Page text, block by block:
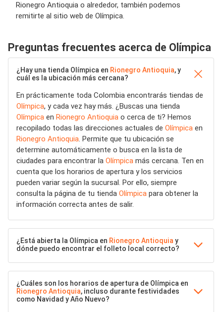
Rionegro Antioquia o alrededor, también podemos
remitirte al sitio web de Olímpica.
Preguntas frecuentes acerca de Olímpica
¿Hay una tienda Olímpica en Rionegro Antioquia, y
cuál es la ubicación más cercana?
En prácticamente toda Colombia encontrarás tiendas de
Olímpica, y cada vez hay más. ¿Buscas una tienda
Olímpica en Rionegro Antioquia o cerca de ti? Hemos
recopilado todas las direcciones actuales de Olímpica en
Rionegro Antioquia. Permite que tu ubicación se
determine automáticamente o busca en la lista de
ciudades para encontrar la Olímpica más cercana. Ten en
cuenta que los horarios de apertura y los servicios
pueden variar según la sucursal. Por ello, siempre
consulta la página de tu tienda Olímpica para obtener la
información correcta antes de salir.
¿Está abierta la Olímpica en Rionegro Antioquiay
dónde puedo encontrar el folleto local correcto?
¿Cuáles son los horarios de apertura de Olímpica en
Rionegro Antioquia, incluso durante festividades
como Navidad y Año Nuevo?